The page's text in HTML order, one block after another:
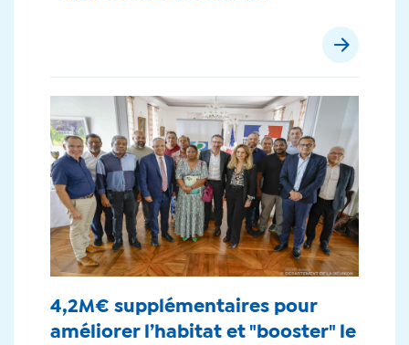
4,2M€ supplémentaires pour
améliorer l’habitat et "booster" le